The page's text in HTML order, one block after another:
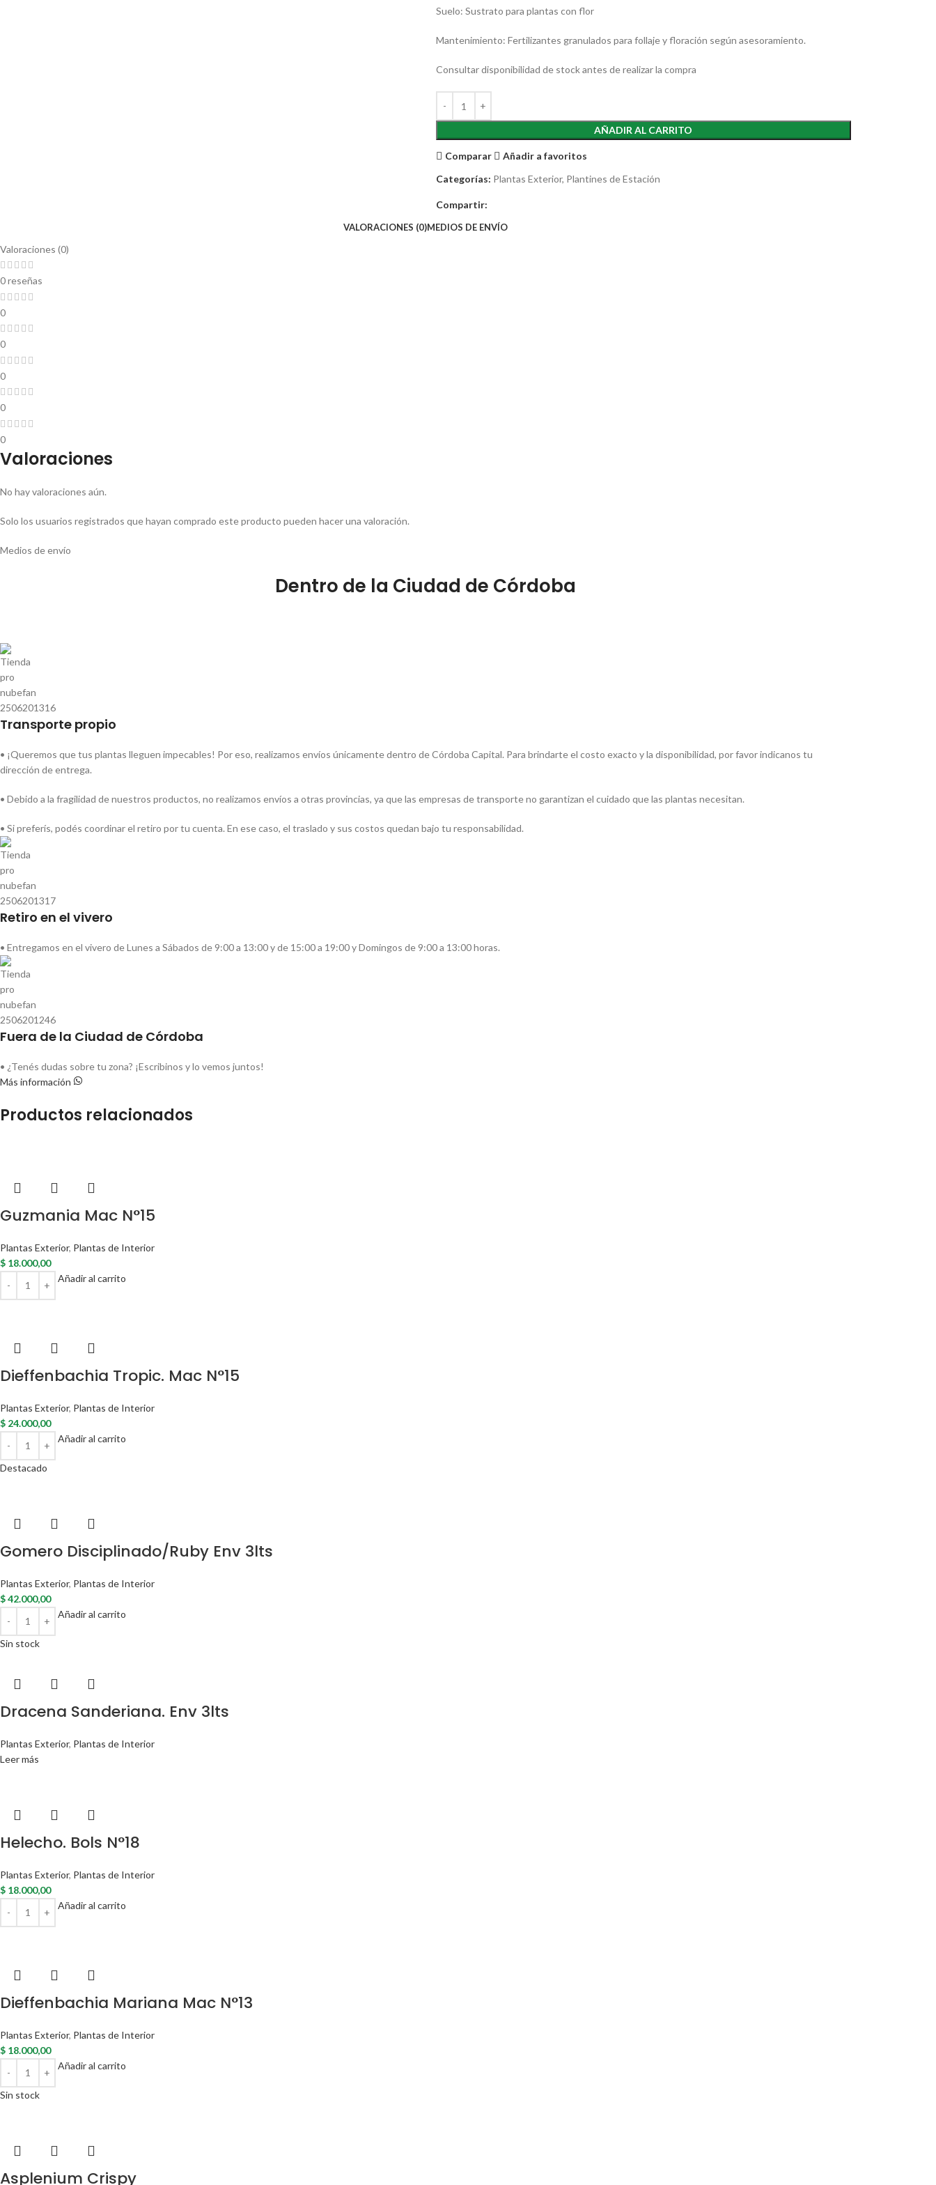
Suelo: Sustrato para plantas con flor
Mantenimiento: Fertilizantes granulados para follaje y floración según asesoramiento.
Consultar disponibilidad de stock antes de realizar la compra
AÑADIR AL CARRITO
Comparar
Añadir a favoritos
Categorías: Plantas Exterior, Plantines de Estación
Compartir:
VALORACIONES (0)MEDIOS DE ENVÍO
Valoraciones (0)
0 reseñas
0
0
0
0
0
Valoraciones
No hay valoraciones aún.
Solo los usuarios registrados que hayan comprado este producto pueden hacer una valoración.
Medios de envío
Dentro de la Ciudad de Córdoba
Transporte propio
• ¡Queremos que tus plantas lleguen impecables! Por eso, realizamos envíos únicamente dentro de Córdoba Capital. Para brindarte el costo exacto y la disponibilidad, por favor indicanos tu
dirección de entrega.
• Debido a la fragilidad de nuestros productos, no realizamos envíos a otras provincias, ya que las empresas de transporte no garantizan el cuidado que las plantas necesitan.
• Si preferís, podés coordinar el retiro por tu cuenta. En ese caso, el traslado y sus costos quedan bajo tu responsabilidad.
Retiro en el vivero
• Entregamos en el vivero de Lunes a Sábados de 9:00 a 13:00 y de 15:00 a 19:00 y Domingos de 9:00 a 13:00 horas.
Fuera de la Ciudad de Córdoba
• ¿Tenés dudas sobre tu zona? ¡Escribinos y lo vemos juntos!
Más información
Productos relacionados
Guzmania Mac N°15
Plantas Exterior, Plantas de Interior
$ 18.000,00
Añadir al carrito
Dieffenbachia Tropic. Mac N°15
Plantas Exterior, Plantas de Interior
$ 24.000,00
Añadir al carrito
Destacado
Gomero Disciplinado/Ruby Env 3lts
Plantas Exterior, Plantas de Interior
$42.000,00
Añadir al carrito
Sin stock
Dracena Sanderiana. Env 3lts
Plantas Exterior, Plantas de Interior
Leer más
Helecho. Bols N°18
Plantas Exterior, Plantas de Interior
$ 18.000,00
Añadir al carrito
Dieffenbachia Mariana Mac N°13
Plantas Exterior, Plantas de Interior
$ 18.000,00
Añadir al carrito
Sin stock
Asplenium Crispy